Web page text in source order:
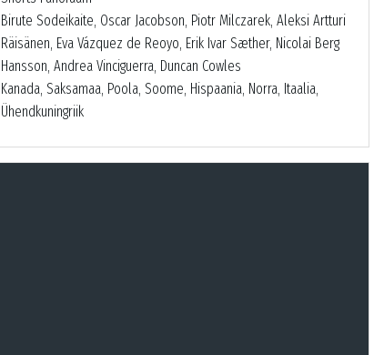
Birute Sodeikaite, Oscar Jacobson, Piotr Milczarek, Aleksi Artturi
Räisänen, Eva Vázquez de Reoyo, Erik Ivar Sæther, Nicolai Berg
Hansson, Andrea Vinciguerra, Duncan Cowles
Kanada, Saksamaa, Poola, Soome, Hispaania, Norra, Itaalia,
Ühendkuningriik